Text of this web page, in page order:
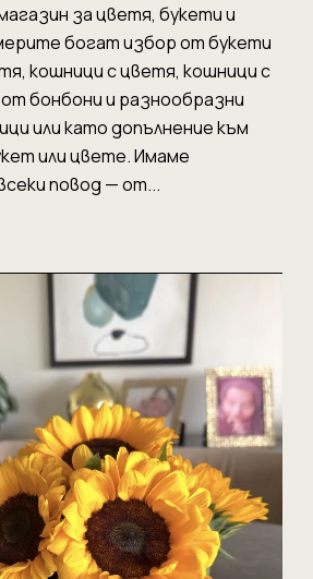
за цветя, букети и
богат избор от букети
кошници с цветя, кошници с
бонбони и разнообразни
или като допълнение към
или цвете. Имаме
повод — от...